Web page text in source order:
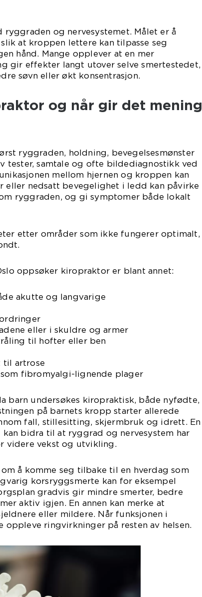
og nervesystemet. Målet er å
at kroppen lettere kan tilpasse seg
hånd. Mange opplever at en mer
gir effekter langt utover selve smertestedet,
søvn eller økt konsentrasjon.
og når gir det mening
ryggraden, holdning, bevegelsesmønster
tester, samtale og ofte bildediagnostikk ved
mellom hjernen og kroppen kan
nedsatt bevegelighet i ledd kan påvirke
ryggraden, og gi symptomer både lokalt
etter områder som ikke fungerer optimalt,
oppsøker kiropraktor er blant annet:
akutte og langvarige
eller i skuldre og armer
til hofter eller ben
til artrose
fibromyalgi-lignende plager
barn undersøkes kiropraktisk, både nyfødte,
på barnets kropp starter allerede
fall, stillesitting, skjermbruk og idrett. En
bidra til at ryggrad og nervesystem har
videre vekst og utvikling.
å komme seg tilbake til en hverdag som
korsryggsmerte kan for eksempel
gradvis gir mindre smerter, bedre
aktiv igjen. En annen kan merke at
eller mildere. Når funksjonen i
oppleve ringvirkninger på resten av helsen.